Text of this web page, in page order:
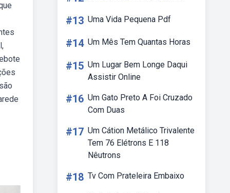
#13 Uma Vida Pequena Pdf
#14 Um Mês Tem Quantas Horas
#15 Um Lugar Bem Longe Daqui
Assistir Online
#16 Um Gato Preto A Foi Cruzado
Com Duas
#17 Um Cátion Metálico Trivalente
Tem 76 Elétrons E 118
Nêutrons
#18 Tv Com Prateleira Embaixo